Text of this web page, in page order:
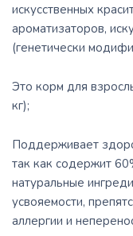
искусственных
ароматизаторов,
(генетически
Это корм для
кг);
Поддерживает
так как содержит
натуральные
усвояемости,
аллергии и